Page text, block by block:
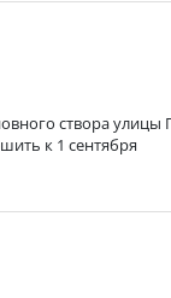
створа улицы
к 1 сентября